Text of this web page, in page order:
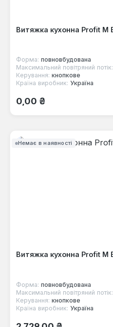
Витяжка кухонна Profit
Форма: повновбудована
Максимальний повітряний потік:
Керування: кнопкове
Країна виробник: Україна
Звичайна ціна:
0,00 ₴
Немає в наявності
Витяжка кухонна Profit
Форма: повновбудована
Максимальний повітряний потік:
Керування: кнопкове
Країна виробник: Україна
Звичайна ціна: